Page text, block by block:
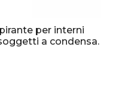
per interni
a condensa.